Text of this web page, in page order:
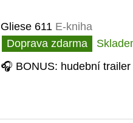
Gliese 611 E-kniha
Doprava zdarma
🎧 BONUS: hudební trailer